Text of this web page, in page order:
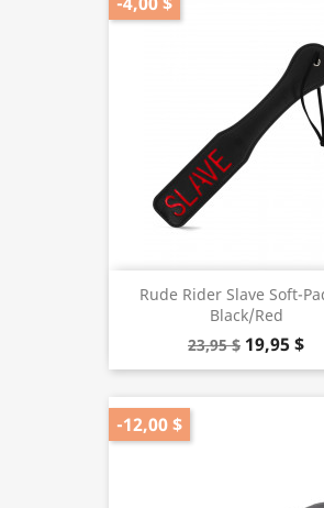
Rude Rider Slave Soft-
Black/Red
23,95 $ 19,95 $
-12,00 $